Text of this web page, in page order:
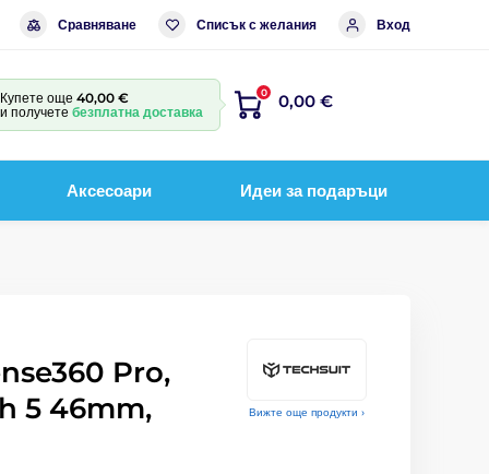
Сравняване Списък с желания Вход
Купете още 40,00 €
и получете безплатна доставка
0 0,00 €
Аксесоари Идеи за подаръци
Вижте още продукти ›
Pro,
5 46mm,